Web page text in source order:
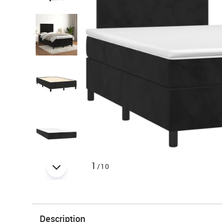
1 /10
Description